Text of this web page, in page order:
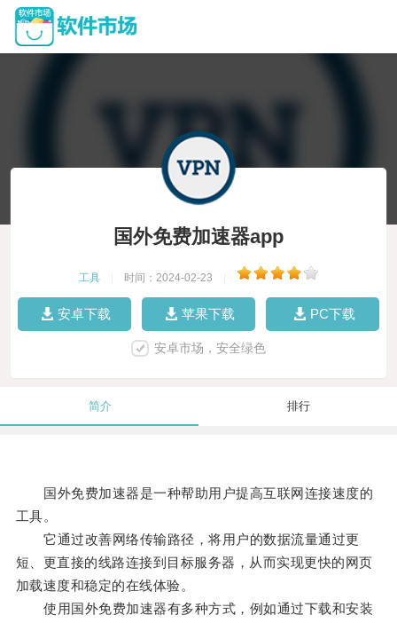
国外免费加速器app
工具 时间：2024-02-23
安卓下载 苹果下载 PC下载
安卓市场，安全绿色
简介 排行
国外免费加速器是一种帮助用户提高互联网连接速度的
工具。
它通过改善网络传输路径，将用户的数据流量通过更
短、更直接的线路连接到目标服务器，从而实现更快的网页
加载速度和稳定的在线体验。
使用国外免费加速器有多种方式，例如通过下载和安装